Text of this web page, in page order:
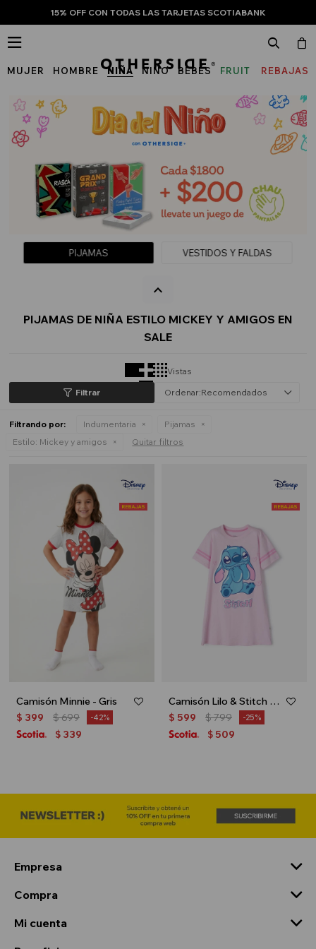
15% OFF CON TODAS LAS TARJETAS SCOTIABANK
MUJER HOMBRE NIÑA NIÑO BEBÉS
FRUIT
THE
LOOM
REBAJAS

PIJAMAS VESTIDOS Y FALDAS
PIJAMAS DE NIÑA ESTILO MICKEY Y AMIGOS EN
SALE
Vistas
Recomendados
Filtrando por: Indumentaria
Pijamas
Estilo: Mickey y amigos Quitar filtros
Camisón Minnie - Gris
$ 399 $699 42
$ 339
Camisón Lilo & Stitch - Rosa
$ 599 $799 25
$ 509
Empresa
Compra
Mi cuenta